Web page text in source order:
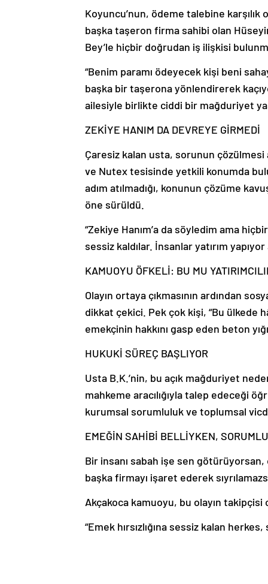
Koyuncu’nun, ödeme talebine karşılık
başka taşeron firma sahibi olan
Bey’le hiçbir doğrudan iş ilişkisi
“Benim paramı ödeyecek kişi beni
başka bir taşerona yönlendirerek
ailesiyle birlikte ciddi bir mağduriyet
ZEKİYE HANIM DA DEVREYE GİRMEDİ
Çaresiz kalan usta, sorunun çözülmesi
ve Nutex tesisinde yetkili konumda
adım atılmadığı, konunun çözüme
öne sürüldü.
“Zekiye Hanım’a da söyledim ama
sessiz kaldılar. İnsanlar yatırım
KAMUOYU ÖFKELİ: BU MU
Olayın ortaya çıkmasının ardından
dikkat çekici. Pek çok kişi, “Bu ülkede
emekçinin hakkını gasp eden beton
HUKUKİ SÜREÇ BAŞLIYOR
Usta B.K.’nin, bu açık mağduriyet
mahkeme aracılığıyla talep edeceği
kurumsal sorumluluk ve toplumsal
EMEĞİN SAHİBİ BELLİYKEN,
Bir insanı sabah işe sen
başka firmayı işaret ederek
Akçakoca kamuoyu, bu olayın
“Emek hırsızlığına sessiz kalan herkes,